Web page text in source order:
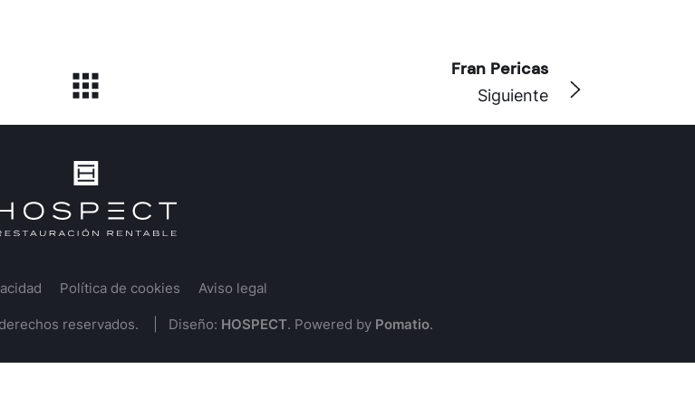
Fran Pericas
Siguiente
Política de cookies Aviso legal
derechos reservados. | Diseño: HOSPECT. Powered by Pomatio.